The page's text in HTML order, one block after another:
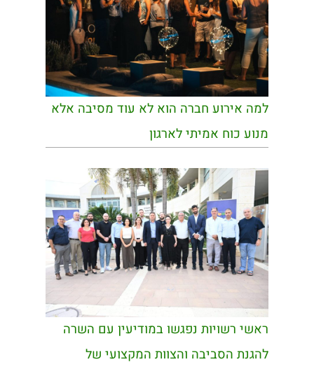
למה אירוע חברה הוא לא עוד מסיבה אלא
מנוע כוח אמיתי לארגון
ראשי רשויות נפגשו במודיעין עם השרה
להגנת הסביבה והצוות המקצועי של